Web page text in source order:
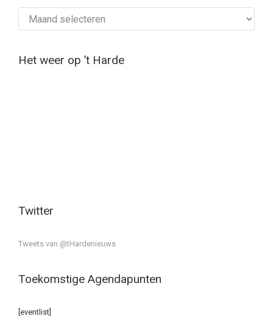
Het weer op ’t Harde
Twitter
Tweets van @tHardenieuws
Toekomstige Agendapunten
[eventlist]